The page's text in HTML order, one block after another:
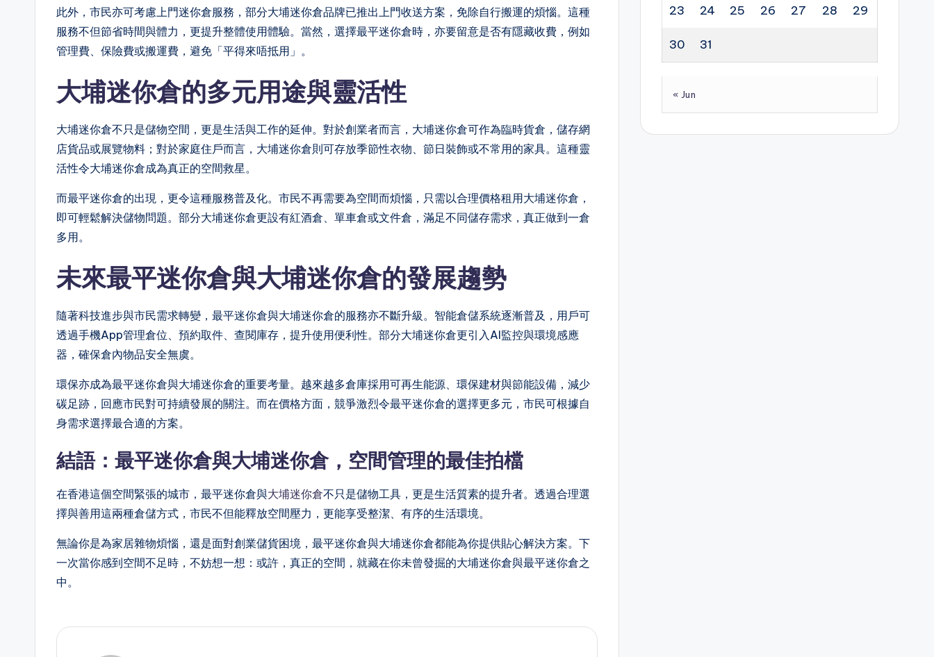
此外，市民亦可考慮上門迷你倉服務，部分大埔迷你倉品牌已推出上門收送方案，免除自行搬運的煩惱。這種
服務不但節省時間與體力，更提升整體使用體驗。當然，選擇最平迷你倉時，亦要留意是否有隱藏收費，例如
管理費、保險費或搬運費，避免「平得來唔抵用」。
大埔迷你倉的多元用途與靈活性
大埔迷你倉不只是儲物空間，更是生活與工作的延伸。對於創業者而言，大埔迷你倉可作為臨時貨倉，儲存網
店貨品或展覽物料；對於家庭住戶而言，大埔迷你倉則可存放季節性衣物、節日裝飾或不常用的家具。這種靈
活性令大埔迷你倉成為真正的空間救星。
而最平迷你倉的出現，更令這種服務普及化。市民不再需要為空間而煩惱，只需以合理價格租用大埔迷你倉，
即可輕鬆解決儲物問題。部分大埔迷你倉更設有紅酒倉、單車倉或文件倉，滿足不同儲存需求，真正做到一倉
多用。
未來最平迷你倉與大埔迷你倉的發展趨勢
隨著科技進步與市民需求轉變，最平迷你倉與大埔迷你倉的服務亦不斷升級。智能倉儲系統逐漸普及，用戶可
透過手機App管理倉位、預約取件、查閱庫存，提升使用便利性。部分大埔迷你倉更引入AI監控與環境感應
器，確保倉內物品安全無虞。
環保亦成為最平迷你倉與大埔迷你倉的重要考量。越來越多倉庫採用可再生能源、環保建材與節能設備，減少
碳足跡，回應市民對可持續發展的關注。而在價格方面，競爭激烈令最平迷你倉的選擇更多元，市民可根據自
身需求選擇最合適的方案。
結語：最平迷你倉與大埔迷你倉，空間管理的最佳拍檔
在香港這個空間緊張的城市，最平迷你倉與大埔迷你倉不只是儲物工具，更是生活質素的提升者。透過合理選
擇與善用這兩種倉儲方式，市民不但能釋放空間壓力，更能享受整潔、有序的生活環境。
無論你是為家居雜物煩惱，還是面對創業儲貨困境，最平迷你倉與大埔迷你倉都能為你提供貼心解決方案。下
一次當你感到空間不足時，不妨想一想：或許，真正的空間，就藏在你未曾發掘的大埔迷你倉與最平迷你倉之
中。
23 24 25 26 27 28 29
30 31
« Jun